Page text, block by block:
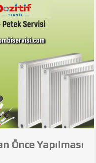
Önce Yapılması